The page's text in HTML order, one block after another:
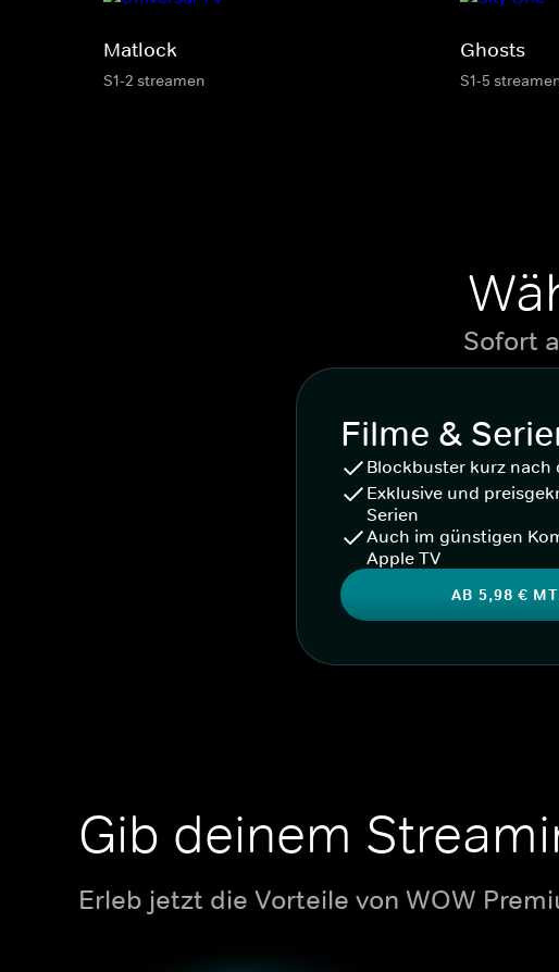
Matlock
S1-2 streamen
Ghosts
S1-5
Sofort
Filme &
Blockbuster kurz nach
Exklusive und
Serien
Auch im günstigen
Apple TV
AB 5,98 €
Gib deinem
Erleb jetzt die Vorteile von WOW